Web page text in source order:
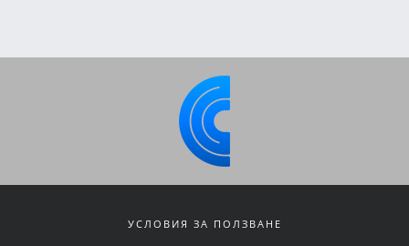
УСЛОВИЯ ЗА ПОЛЗВАНЕ